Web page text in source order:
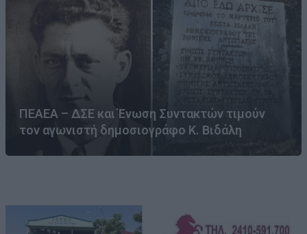
ΠΕΑΕΑ – ΔΣΕ και Ένωση Συντακτών τιμούν
τον αγωνιστή δημοσιογράφο Κ. Βιδάλη